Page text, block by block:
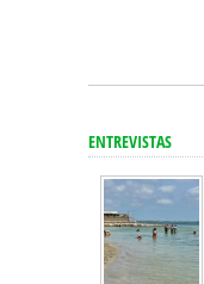
ENTREVISTAS